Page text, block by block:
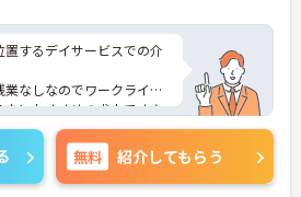
するデイサービスでの介
なしなのでワークライフ
方におすすめの求人です♪
ポイントお伝えしますの
い。
無料 紹介してもらう